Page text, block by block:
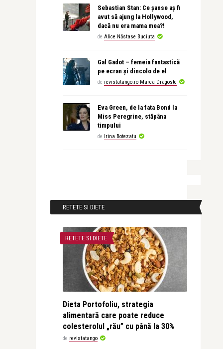
Sebastian Stan: Ce șanse aș fi
avut să ajung la Hollywood,
dacă nu era mama mea?!
de Alice Năstase Buciuta
Gal Gadot – femeia fantastică
pe ecran și dincolo de el
de revistatango.ro Marea Dragoste
Eva Green, de la fata Bond la
Miss Peregrine, stăpâna
timpului
de Irina Botezatu
RETETE SI DIETE
RETETE SI DIETE
Dieta Portofoliu, strategia
alimentară care poate reduce
colesterolul „rău” cu până la 30%
de revistatango